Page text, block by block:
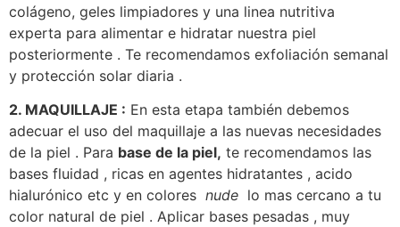
colágeno, geles limpiadores y una linea nutritiva
experta para alimentar e hidratar nuestra piel
posteriormente . Te recomendamos exfoliación semanal
y protección solar diaria .
2. MAQUILLAJE : En esta etapa también debemos
adecuar el uso del maquillaje a las nuevas necesidades
de la piel . Para base de la piel, te recomendamos las
bases fluidad , ricas en agentes hidratantes , acido
hialurónico etc y en colores nude lo mas cercano a tu
color natural de piel . Aplicar bases pesadas , muy